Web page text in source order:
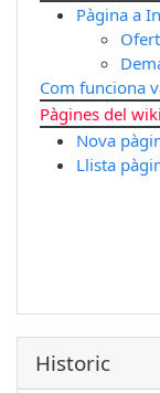
Pàgina a
Com funciona
Pàgines del wiki
Nova
Llista
Historic